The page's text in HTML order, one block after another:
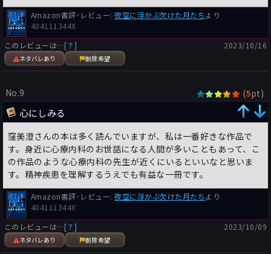
Amazon書評･レビュー:夜空に浮かぶ欠けた月たちより
404111344X
このレビューは…[？]
ネタバレあり 削除希望
2023/10/16
No.9 (5pt)
心にしみる
窪美澄さんの本は多く読んでいますが、私は一番好きな作品で
す。身近に心療内科のお世話になる人間が多いこともあって、こ
の作品のような心療内科の先生が近くにいるといいなと思いま
す。精神疾患を理解するうえでも有益な一冊です。
Amazon書評･レビュー:夜空に浮かぶ欠けた月たちより
404111344X
このレビューは…[？]
ネタバレあり 削除希望
2023/10/09